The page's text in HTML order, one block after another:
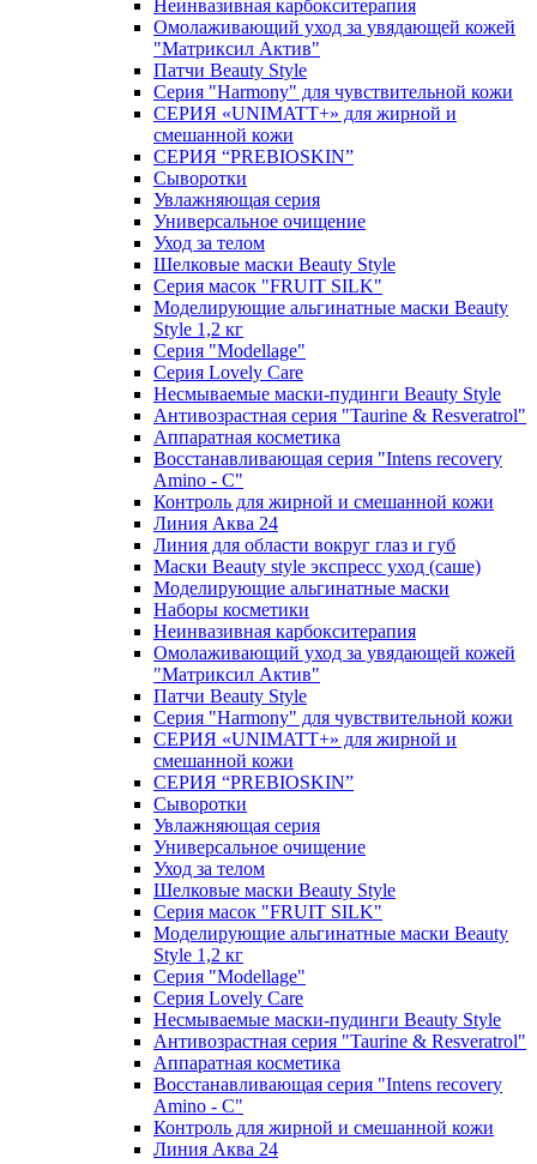
Неинвазивная карбокситерапия
Омолаживающий уход за увядающей кожей
"Матриксил Актив"
Патчи Beauty Style
Серия "Harmony" для чувствительной кожи
СЕРИЯ «UNIMATT+» для жирной и
смешанной кожи
СЕРИЯ “PREBIOSKIN”
Сыворотки
Увлажняющая серия
Универсальное очищение
Уход за телом
Шелковые маски Beauty Style
Серия масок "FRUIT SILK"
Моделирующие альгинатные маски Beauty
Style 1,2 кг
Серия "Modellage"
Cерия Lovely Care
Несмываемые маски-пудинги Beauty Style
Антивозрастная серия "Taurine & Resveratrol"
Аппаратная косметика
Восстанавливающая серия "Intens recovery
Amino - C"
Контроль для жирной и смешанной кожи
Линия Аква 24
Линия для области вокруг глаз и губ
Маски Beauty style экспресс уход (саше)
Моделирующие альгинатные маски
Наборы косметики
Неинвазивная карбокситерапия
Омолаживающий уход за увядающей кожей
"Матриксил Актив"
Патчи Beauty Style
Серия "Harmony" для чувствительной кожи
СЕРИЯ «UNIMATT+» для жирной и
смешанной кожи
СЕРИЯ “PREBIOSKIN”
Сыворотки
Увлажняющая серия
Универсальное очищение
Уход за телом
Шелковые маски Beauty Style
Серия масок "FRUIT SILK"
Моделирующие альгинатные маски Beauty
Style 1,2 кг
Серия "Modellage"
Cерия Lovely Care
Несмываемые маски-пудинги Beauty Style
Антивозрастная серия "Taurine & Resveratrol"
Аппаратная косметика
Восстанавливающая серия "Intens recovery
Amino - C"
Контроль для жирной и смешанной кожи
Линия Аква 24